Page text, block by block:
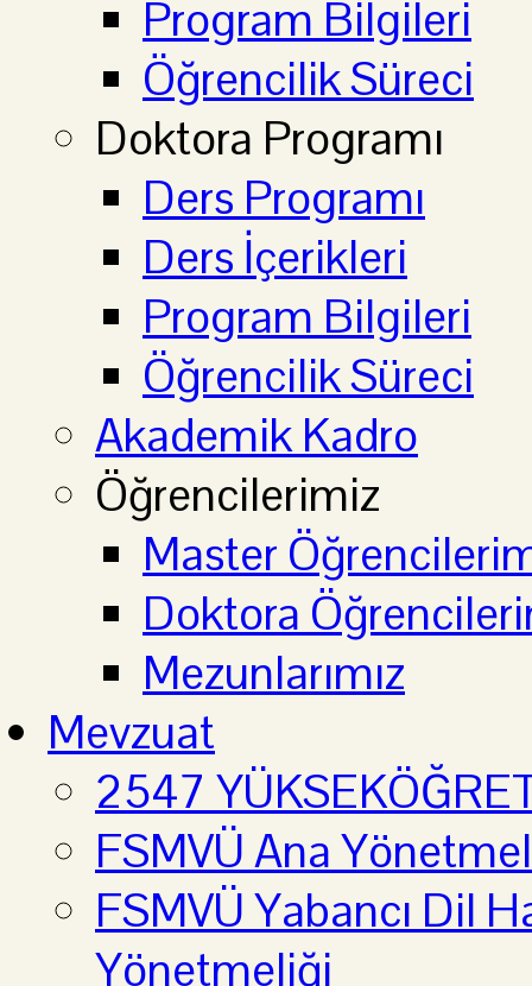
Program Bilgileri
Öğrencilik Süreci
Doktora Programı
Ders Programı
Ders İçerikleri
Program Bilgileri
Öğrencilik Süreci
Akademik Kadro
Öğrencilerimiz
Master
Doktora
Mezunlarımız
Mevzuat
2547
FSMVÜ Ana
FSMVÜ Yabancı Dil
Yönetmeliği